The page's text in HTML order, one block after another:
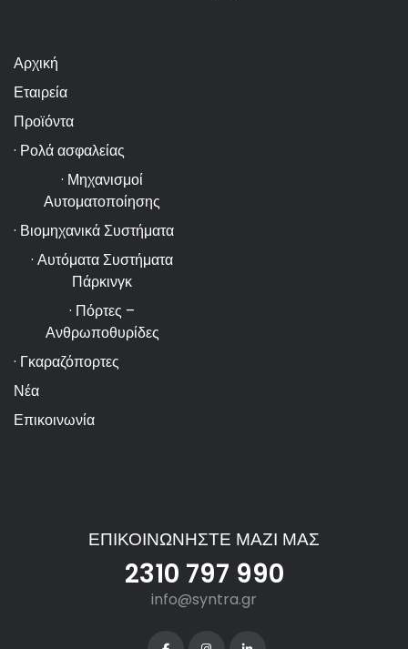
Αρχική
Εταιρεία
Προϊόντα
· Ρολά ασφαλείας
· Μηχανισμοί
Αυτοματοποίησης
· Βιομηχανικά Συστήματα
· Αυτόματα Συστήματα
Πάρκινγκ
· Πόρτες –
Ανθρωποθυρίδες
· Γκαραζόπορτες
Νέα
Επικοινωνία
ΕΠΙΚΟΙΝΩΝΗΣΤΕ ΜΑΖΙ ΜΑΣ
2310 797 990
info@syntra.gr